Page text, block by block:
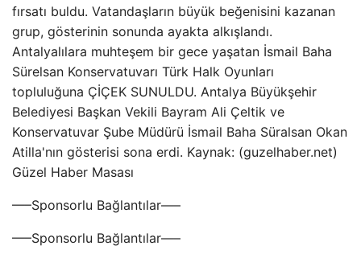
fırsatı buldu. Vatandaşların büyük beğenisini kazanan
grup, gösterinin sonunda ayakta alkışlandı.
Antalyalılara muhteşem bir gece yaşatan İsmail Baha
Sürelsan Konservatuvarı Türk Halk Oyunları
topluluğuna ÇİÇEK SUNULDU. Antalya Büyükşehir
Belediyesi Başkan Vekili Bayram Ali Çeltik ve
Konservatuvar Şube Müdürü İsmail Baha Süralsan Okan
Atilla'nın gösterisi sona erdi. Kaynak: (guzelhaber.net)
Güzel Haber Masası
—–Sponsorlu Bağlantılar—–
—–Sponsorlu Bağlantılar—–